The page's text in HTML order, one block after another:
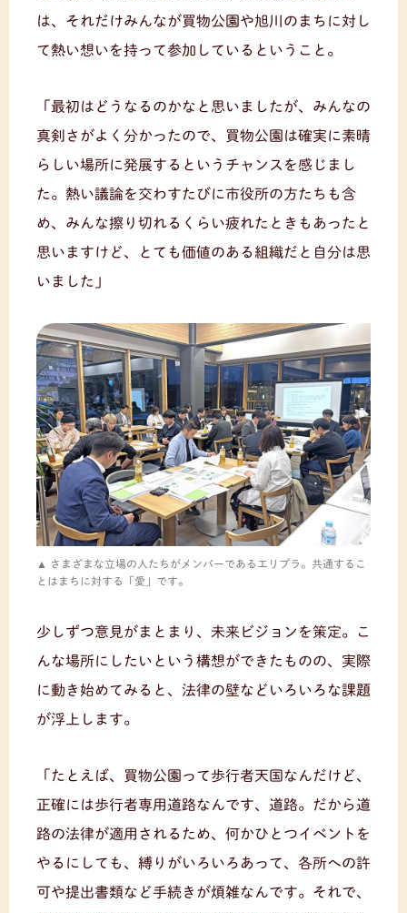
は、それだけみんなが買物公園や旭川のまちに対し
て熱い想いを持って参加しているということ。
「最初はどうなるのかなと思いましたが、みんなの
真剣さがよく分かったので、買物公園は確実に素晴
らしい場所に発展するというチャンスを感じまし
た。熱い議論を交わすたびに市役所の方たちも含
め、みんな擦り切れるくらい疲れたときもあったと
思いますけど、とても価値のある組織だと自分は思
いました」
さまざまな立場の人たちがメンバーであるエリプラ。共通するこ
とはまちに対する「愛」です。
少しずつ意見がまとまり、未来ビジョンを策定。こ
んな場所にしたいという構想ができたものの、実際
に動き始めてみると、法律の壁などいろいろな課題
が浮上します。
「たとえば、買物公園って歩行者天国なんだけど、
正確には歩行者専用道路なんです、道路。だから道
路の法律が適用されるため、何かひとつイベントを
やるにしても、縛りがいろいろあって、各所への許
可や提出書類など手続きが煩雑なんです。それで、